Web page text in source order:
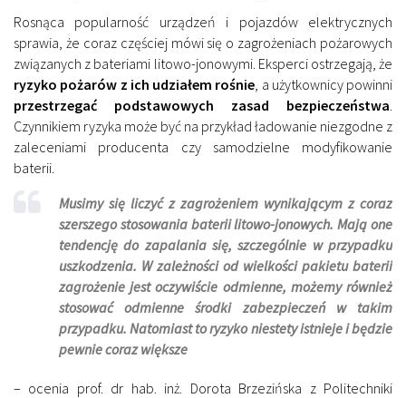
Rosnąca popularność urządzeń i pojazdów elektrycznych
sprawia, że coraz częściej mówi się o zagrożeniach pożarowych
związanych z bateriami litowo-jonowymi. Eksperci ostrzegają, że
ryzyko pożarów z ich udziałem rośnie , a użytkownicy powinni
przestrzegać podstawowych zasad bezpieczeństwa
Czynnikiem ryzyka może być na przykład ładowanie niezgodne z
zaleceniami producenta czy samodzielne modyfikowanie
baterii.
Musimy się liczyć z zagrożeniem wynikającym z coraz
szerszego stosowania baterii litowo-jonowych. Mają one
tendencję do zapalania się, szczególnie w przypadku
uszkodzenia. W zależności od wielkości pakietu baterii
zagrożenie jest oczywiście odmienne, możemy również
stosować odmienne środki zabezpieczeń w takim
przypadku. Natomiast to ryzyko niestety istnieje i będzie
pewnie coraz większe
– ocenia prof. dr hab. inż. Dorota Brzezińska z Politechniki